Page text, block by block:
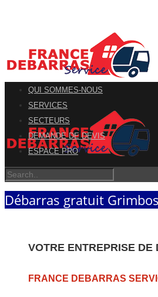
QUI SOMMES-NOUS
SERVICES
SECTEURS
DEMANDE DE DEVIS
ESPACE PRO
Débarras gratuit
VOTRE ENTREPRISE DE
FRANCE DEBARRAS